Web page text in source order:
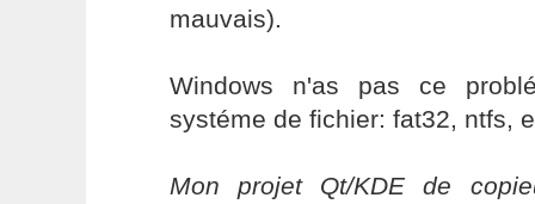
mauvais).
Windows n'as pas ce
systéme de fichier: fat32, ntfs,
Mon projet Qt/KDE de